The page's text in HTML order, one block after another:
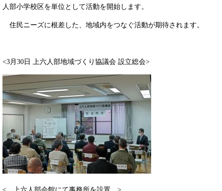
人部小学校区を単位として活動を開始します。
住民ニーズに根差した、地域内をつなぐ活動が期待されます。
<3月30日 上六人部地域づくり協議会 設立総会>